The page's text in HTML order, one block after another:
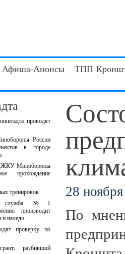
Афиша-Анонсы ТПП
проводят
России
в городе
Минобороны
прохождение
тренировок
служба №1
производит
и наледи
проверку по
разбивший
28
По